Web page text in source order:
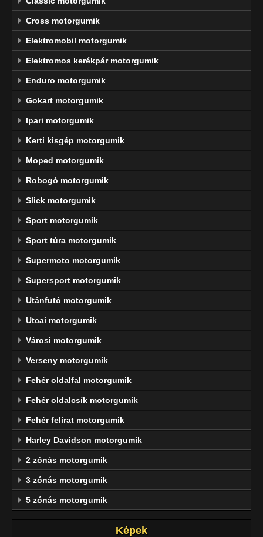
Cross motorgumik
Elektromobil motorgumik
Elektromos kerékpár motorgumik
Enduro motorgumik
Gokart motorgumik
Ipari motorgumik
Kerti kisgép motorgumik
Moped motorgumik
Robogó motorgumik
Slick motorgumik
Sport motorgumik
Sport túra motorgumik
Supermoto motorgumik
Supersport motorgumik
Utánfutó motorgumik
Utcai motorgumik
Városi motorgumik
Verseny motorgumik
Fehér oldalfal motorgumik
Fehér oldalcsík motorgumik
Fehér felirat motorgumik
Harley Davidson motorgumik
2 zónás motorgumik
3 zónás motorgumik
5 zónás motorgumik
Képek